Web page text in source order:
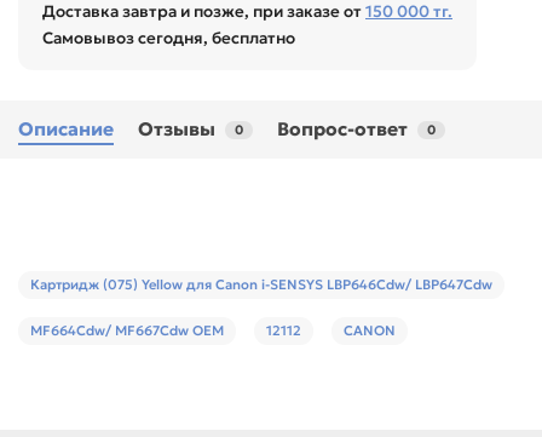
Доставка завтра и позже, при заказе от150 000 тг.
Самовывоз сегодня, бесплатно
Описание Отзывы 0 Вопрос-ответ 0
Картридж (075) Yellow для Canon i-SENSYS LBP646Сdw/ LBP647Cdw
MF664Cdw/ MF667Cdw ОЕМ 12112 CANON